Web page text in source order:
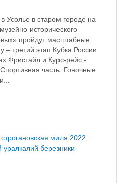
Усолье в старом городе на
исторического
пройдут масштабные
– третий этап Кубка России
Фристайл и Курс-рейс -
часть. Гоночные
строгановская миля 2022
уралкалий березники